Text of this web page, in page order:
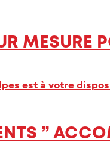
MESURE
est à votre
”